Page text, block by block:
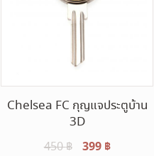
Chelsea FC กุญแจประตูบ้าน
3D
450฿
Original
399 ฿Current